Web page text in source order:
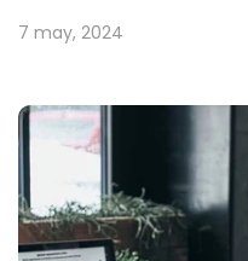
7 may, 2024